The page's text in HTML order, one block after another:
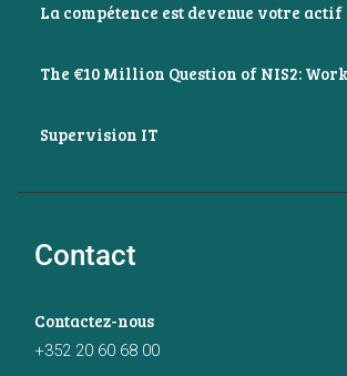
La compétence est devenue votre
The €10 Million Question of NIS2:
Supervision IT
Contact
Contactez-nous
+352 20 60 68 00